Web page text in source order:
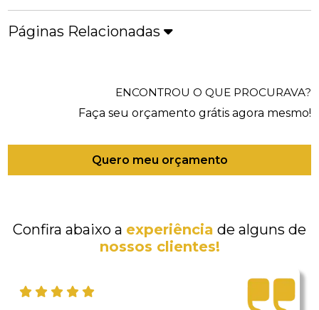
Páginas Relacionadas
ENCONTROU O QUE PROCURAVA?
Faça seu orçamento grátis agora mesmo!
Quero meu orçamento
Confira abaixo a experiência de alguns de
nossos clientes!